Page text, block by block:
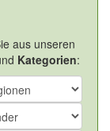
aus unseren
Kategorien: